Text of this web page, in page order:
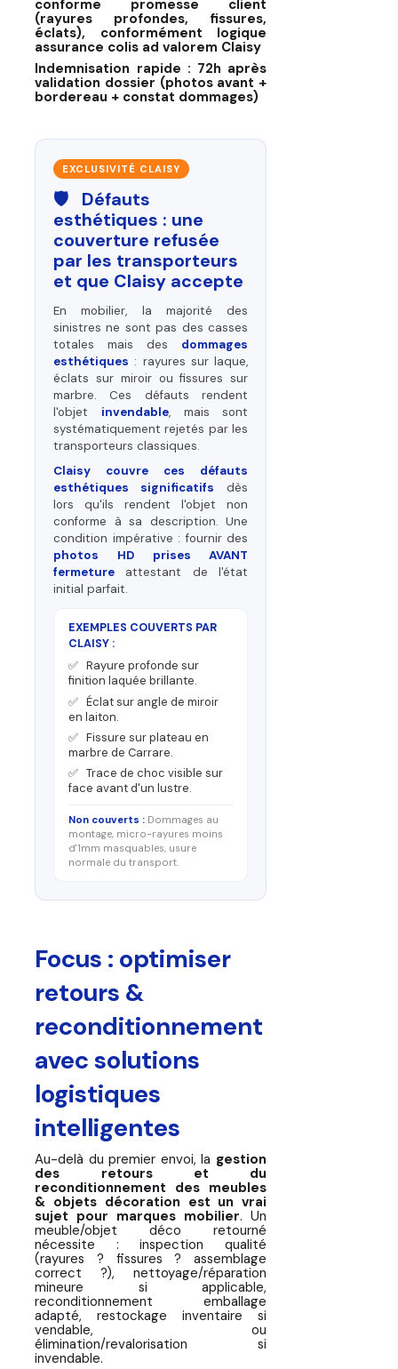
conforme promesse client
(rayures profondes, fissures,
éclats), conformément logique
assurance colis ad valorem Claisy
Indemnisation rapide : 72h après
validation dossier (photos avant +
bordereau + constat dommages)
EXCLUSIVITÉ CLAISY
🛡️ Défauts
esthétiques : une
couverture refusée
par les transporteurs
et que Claisy accepte
En mobilier, la majorité des
sinistres ne sont pas des casses
totales mais des dommages
esthétiques : rayures sur laque,
éclats sur miroir ou fissures sur
marbre. Ces défauts rendent
l'objet invendable, mais sont
systématiquement rejetés par les
transporteurs classiques.
Claisy couvre ces défauts
esthétiques significatifs dès
lors qu'ils rendent l'objet non
conforme à sa description. Une
condition impérative : fournir des
photos HD prises AVANT
fermeture attestant de l'état
initial parfait.
EXEMPLES COUVERTS PAR
CLAISY :
✅ Rayure profonde sur
finition laquée brillante.
✅ Éclat sur angle de miroir
en laiton.
✅ Fissure sur plateau en
marbre de Carrare.
✅ Trace de choc visible sur
face avant d'un lustre.
Non couverts :Dommages au
montage, micro-rayures moins
d'1mm masquables, usure
normale du transport.
Focus : optimiser
retours &
reconditionnement
avec solutions
logistiques
intelligentes
Au-delà du premier envoi, la gestion
des retours et du
reconditionnement des meubles
& objets décoration est un vrai
sujet pour marques mobilier. Un
meuble/objet déco retourné
nécessite : inspection qualité
(rayures ? fissures ? assemblage
correct ?), nettoyage/réparation
mineure si applicable,
reconditionnement emballage
adapté, restockage inventaire si
vendable, ou
élimination/revalorisation si
invendable.